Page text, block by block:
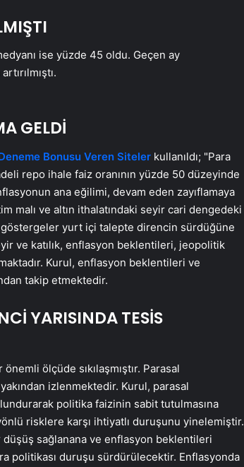
ise yüzde 45 oldu. Geçen ay
GELDİ
Bonusu Veren Sitelerkullanıldı; "Para
repo ihale faiz oranının yüzde 50 düzeyinde
ana eğilimi, devam eden zayıflamaya
malı ve altın ithalatındaki seyir cari dengedeki
yurt içi talepte direncin sürdüğüne
ve katılık, enflasyon beklentileri, jeopolitik
Kurul, enflasyon beklentileri ve
takip etmektedir.
YARISINDA TESİS
ölçüde sıkılaşmıştır. Parasal
izlenmektedir. Kurul, parasal
politika faizinin sabit tutulmasına
risklere karşı ihtiyatlı duruşunu yinelemiştir.
düşüş sağlanana ve enflasyon beklentileri
politikası duruşu sürdürülecektir. Enflasyonda